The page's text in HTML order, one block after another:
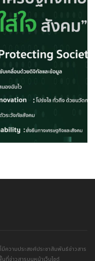
วามประสงค์ประชาสัมพันธ์ข่าวสาร
ที่ข่าวสารบนหน้าเว็บไซต์